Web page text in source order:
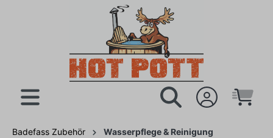
Badefass Zubehör Wasserpflege & Reinigung